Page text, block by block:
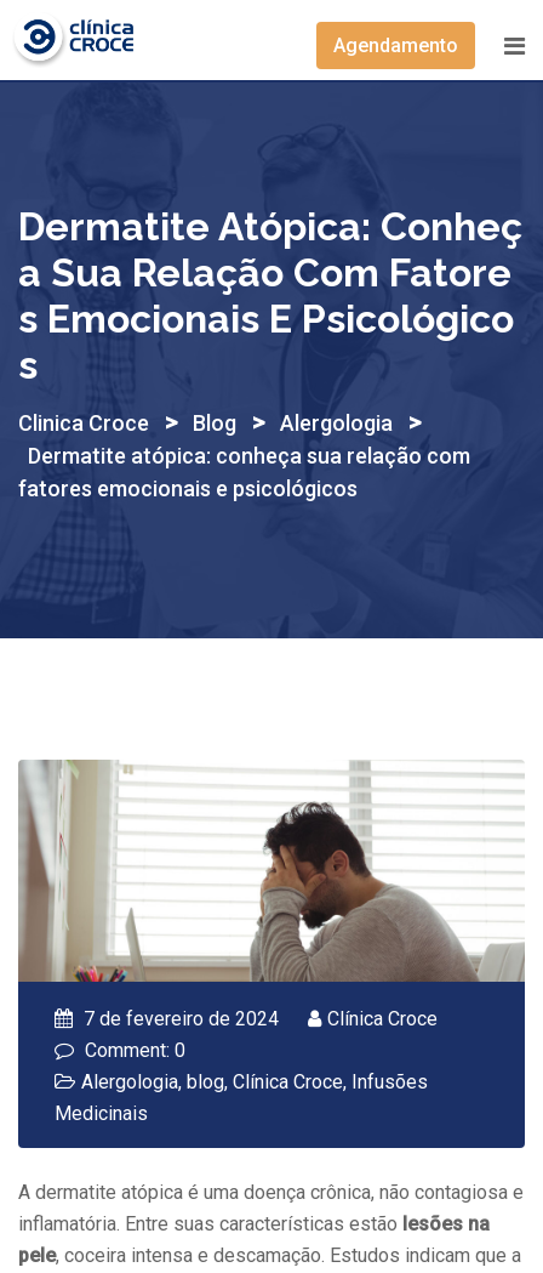
Skip
content
Agendamento
Dermatite Atópica: Conheç
A Sua Relação Com Fatore
S Emocionais E Psicológico
S
Clinica Croce > Blog > Alergologia >
Dermatite atópica: conheça sua relação com
fatores emocionais e psicológicos
7 de fevereiro de 2024
Clínica Croce
Comment: 0
Alergologia, blog, Clínica Croce, Infusões
Medicinais
A dermatite atópica é uma doença crônica, não contagiosa e
inflamatória. Entre suas características estão lesões na
pele, coceira intensa e descamação. Estudos indicam que a